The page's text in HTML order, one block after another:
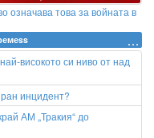
означава това за войната в
високото си ниво от над
инцидент?
АМ „Тракия“ до